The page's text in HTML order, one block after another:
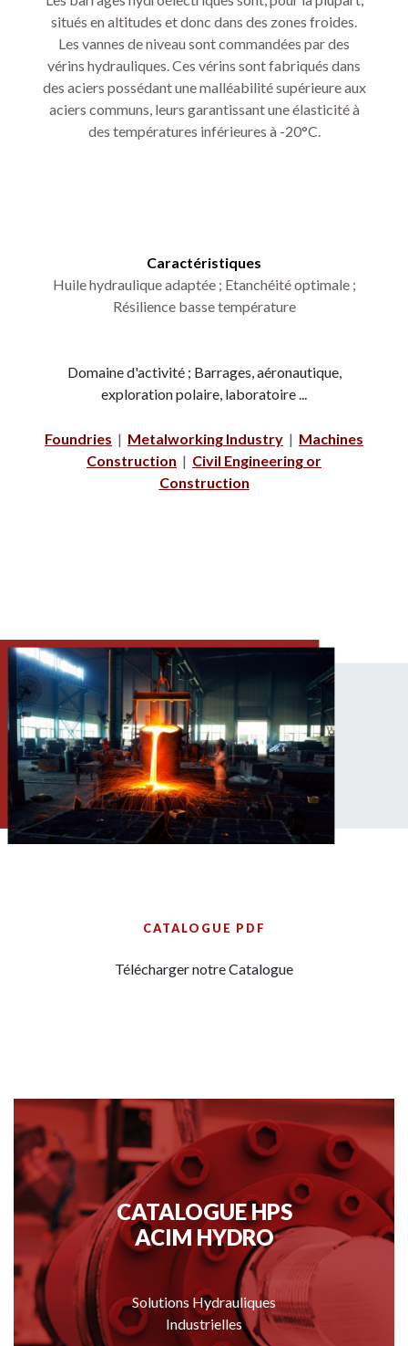
situés en altitudes et donc dans des zones froides.
Les vannes de niveau sont commandées par des
vérins hydrauliques. Ces vérins sont fabriqués dans
des aciers possédant une malléabilité supérieure aux
aciers communs, leurs garantissant une élasticité à
des températures inférieures à -20°C.
Caractéristiques
Huile hydraulique adaptée ; Etanchéité optimale ;
Résilience basse température
Domaine d'activité ; Barrages, aéronautique,
exploration polaire, laboratoire ...
Foundries | Metalworking Industry | Machines
Construction | Civil Engineering or
Construction
CATALOGUE PDF
Télécharger notre Catalogue
CATALOGUE HPS
ACIM HYDRO
Solutions Hydrauliques
Industrielles